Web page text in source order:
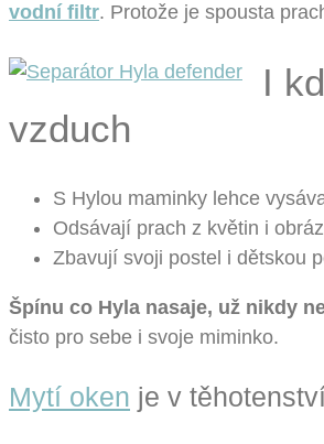
vodní filtr. Protože je spousta
I
vzduch
S Hylou maminky lehce
Odsávají prach z květin i
Zbavují svoji postel i dětskou
Špínu co Hyla nasaje, už nikdy
čisto pro sebe i svoje miminko.
Mytí oken je v